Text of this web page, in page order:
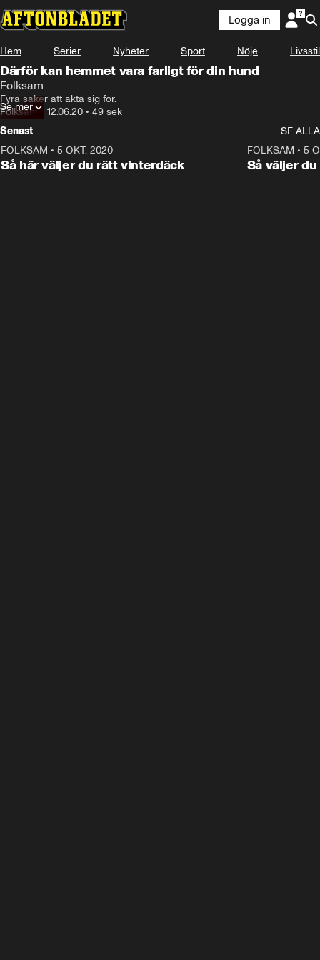
Annons
Annons från Folksam
Logga in
Hem Serier Nyheter Sport Nöje Livsstil
Därför kan hemmet vara farligt för din hund
Folksam
Fyra saker att akta sig för.
Folksam• 12.06.20 • 49 sek
Se mer
Senast
SE ALLA
FOLKSAM • 5 OKT. 2020
Så här väljer du rätt vinterdäck
FOLKSAM • 5
Så väljer